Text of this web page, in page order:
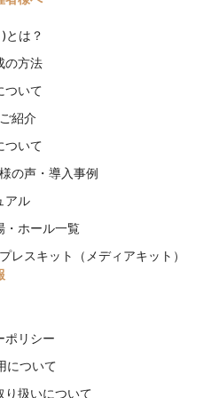
とは？
の方法
ついて
紹介
ついて
の声・導入事例
アル
・ホール一覧
レスキット（メディアキット）
ポリシー
について
り扱いについて